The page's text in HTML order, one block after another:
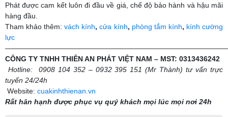
Phát được cam kết luôn đi đầu về giá, chế độ bảo hành và hậu mãi
hàng đầu.
Tham khảo thêm:vách kính,cửa kính, phòng tắm kính, kính cường
lực
CÔNG TY TNHH THIÊN AN PHÁT VIỆT NAM – MST: 0313436242
Hotline: 0908 104 352 – 0932 395 151 (Mr Thành) tư vấn trực
tuyến 24/24h
Website: cuakinhthienan.vn
Rất hân hạnh được phục vụ quý khách mọi lúc mọi nơi 24h